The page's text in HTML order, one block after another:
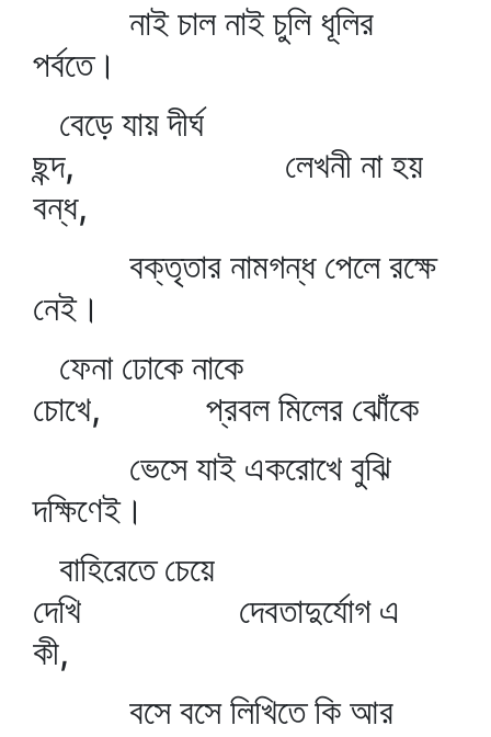
নাই চাল নাই চুলি ধূলির
পর্বতে।
বেড়ে যায় দীর্ঘ
ছন্দ, লেখনী না হয়
বন্ধ,
বক্তৃতার নামগন্ধ পেলে রক্ষে
নেই।
ফেনা ঢোকে নাকে
চোখে, প্রবল মিলের ঝোঁকে
ভেসে যাই একরোখে বুঝি
দক্ষিণেই।
বাহিরেতে চেয়ে
দেখি দেবতাদুর্যোগ এ
কী,
বসে বসে লিখিতে কি আর